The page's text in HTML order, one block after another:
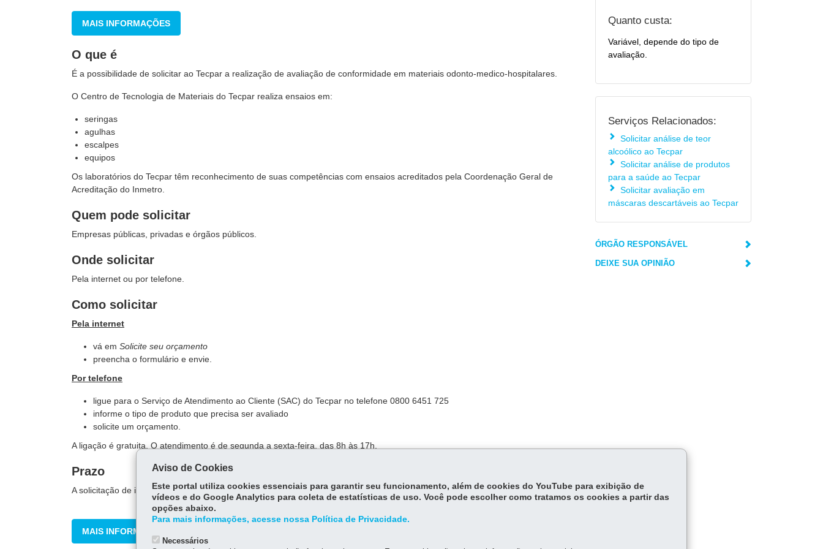
MAIS INFORMAÇÕES
O que é
É a possibilidade de solicitar ao Tecpar a realização de avaliação de conformidade em materiais odonto-medico-hospitalares.
O Centro de Tecnologia de Materiais do Tecpar realiza ensaios em:
seringas
agulhas
escalpes
equipos
Os laboratórios do Tecpar têm reconhecimento de suas competências com ensaios acreditados pela Coordenação Geral de
Acreditação do Inmetro.
Quem pode solicitar
Empresas públicas, privadas e órgãos públicos.
Onde solicitar
Pela internet ou por telefone.
Como solicitar
Pela internet
vá em Solicite seu orçamento
preencha o formulário e envie.
Por telefone
ligue para o Serviço de Atendimento ao Cliente (SAC) do Tecpar no telefone 0800 6451 725
informe o tipo de produto que precisa ser avaliado
solicite um orçamento.
A ligação é gratuita. O atendimento é de segunda a sexta-feira, das 8h às 17h.
Prazo
A solicitação de informação é respondida em até 48 horas.
MAIS INFORMAÇÕES
Quanto custa:
Variável, depende do tipo de
avaliação.
Serviços Relacionados:
Solicitar análise de teor
alcoólico ao Tecpar
Solicitar análise de produtos
para a saúde ao Tecpar
Solicitar avaliação em
máscaras descartáveis ao Tecpar
ÓRGÃO RESPONSÁVEL
DEIXE SUA OPINIÃO
Aviso de Cookies
Este portal utiliza cookies essenciais para garantir seu funcionamento, além de cookies do YouTube para exibição de
vídeos e do Google Analytics para coleta de estatísticas de uso. Você pode escolher como tratamos os cookies a partir das
opções abaixo.
Para mais informações, acesse nossa Política de Privacidade.
Necessários